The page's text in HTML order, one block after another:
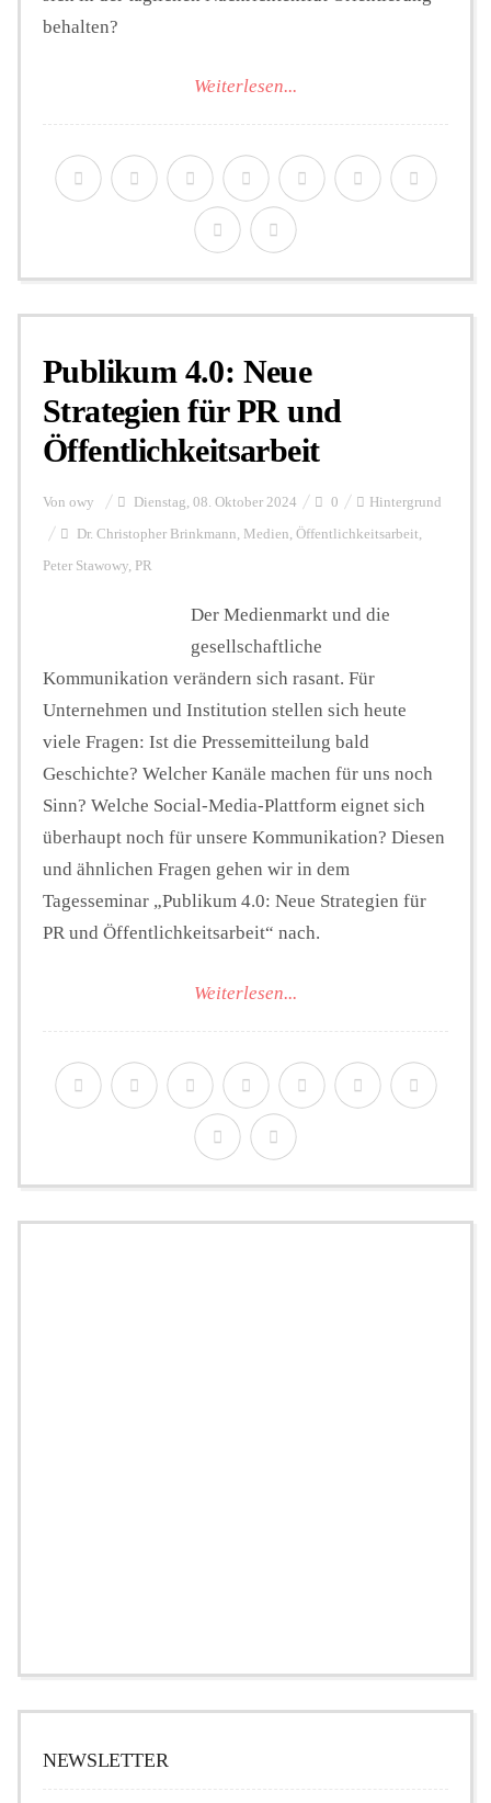
behalten?
Weiterlesen...
Publikum 4.0: Neue
Strategien für PR und
Öffentlichkeitsarbeit
Von owy Dienstag, 08. Oktober 2024 0 Hintergrund
Dr. Christopher Brinkmann, Medien, Öffentlichkeitsarbeit,
Peter Stawowy, PR
Der Medienmarkt und die
gesellschaftliche
Kommunikation verändern sich rasant. Für
Unternehmen und Institution stellen sich heute
viele Fragen: Ist die Pressemitteilung bald
Geschichte? Welcher Kanäle machen für uns noch
Sinn? Welche Social-Media-Plattform eignet sich
überhaupt noch für unsere Kommunikation? Diesen
und ähnlichen Fragen gehen wir in dem
Tagesseminar „Publikum 4.0: Neue Strategien für
PR und Öffentlichkeitsarbeit“ nach.
Weiterlesen...
NEWSLETTER